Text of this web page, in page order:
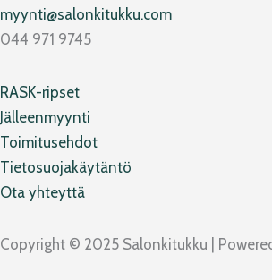
o
k
r
a
p
myynti@salonkitukku.com
044 971 9745
RASK-ripset
Jälleenmyynti
Toimitusehdot
Tietosuojakäytäntö
Ota yhteyttä
Copyright © 2025 Salonkitukku |